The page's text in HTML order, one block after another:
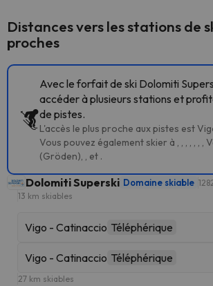
Distances vers les stations de
proches
Avec le forfait de ski Dolomiti
accéder à plusieurs stations et
de pistes.
L'accès le plus proche aux pistes est
Vous pouvez également skier à , , , , , , ,
(Gröden), , et .
Dolomiti Superski Domaine skiable
13 km skiables
Vigo - Catinaccio Téléphérique
Vigo - Catinaccio Téléphérique
27 km skiables